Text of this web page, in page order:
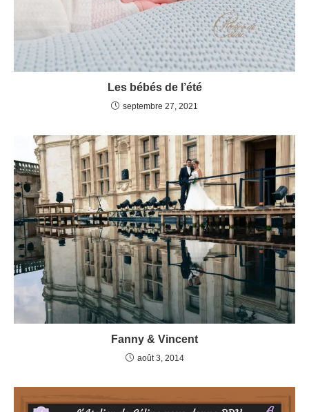
Les bébés de l’été
septembre 27, 2021
Fanny & Vincent
août 3, 2014